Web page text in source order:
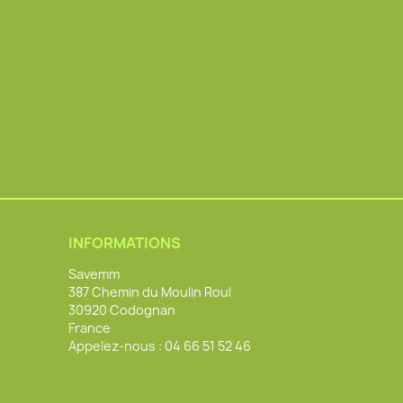
INFORMATIONS
Savemm
387 Chemin du Moulin Roul
30920 Codognan
France
Appelez-nous : 04 66 51 52 46